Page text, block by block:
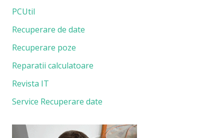
PCUtil
Recuperare de date
Recuperare poze
Reparatii calculatoare
Revista IT
Service Recuperare date